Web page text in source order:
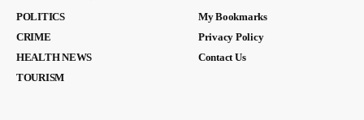
POLITICS
CRIME
HEALTH NEWS
TOURISM
My Bookmarks
Privacy Policy
Contact Us